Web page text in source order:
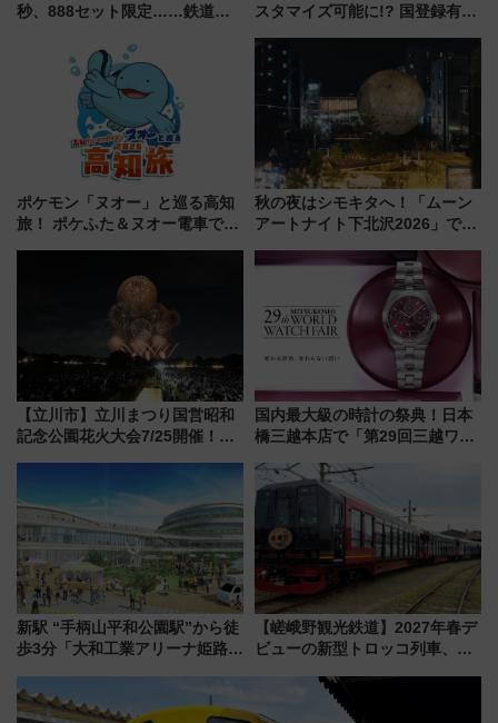
秒、888セット限定……鉄道各
スタマイズ可能に!? 国登録有形
にオーダーメイド型の宿泊プラ
ンが誕生！
ポケモン「ヌオー」と巡る高知
旅！ ポケふた＆ヌオー電車で楽
（7月18日スタート）
秋の夜はシモキタへ！「ムーン
アートナイト下北沢2026」でイ
を満喫しよう
【立川市】立川まつり国営昭和
記念公園花火大会7/25開催！
国内最大級の時計の祭典！日本
橋三越本店で「第29回三越ワー
【2026年8月5日～25日】
新駅 “手柄山平和公園駅”から徒
歩3分「大和工業アリーナ姫路」
大相撲巡業など 豪華イベントと
アクセス
【嵯峨野観光鉄道】2027年春デ
ビューの新型トロッコ列車、い
は2026年で引退